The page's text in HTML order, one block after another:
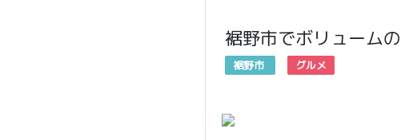
裾野市でボリューム
裾野市 グルメ